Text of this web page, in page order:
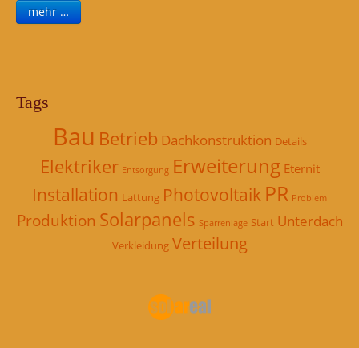
mehr …
Tags
Bau Betrieb Dachkonstruktion Details
Elektriker Entsorgung Erweiterung Eternit
Installation Lattung Photovoltaik PR Problem
Produktion Solarpanels Sparrenlage Start Unterdach
Verkleidung Verteilung